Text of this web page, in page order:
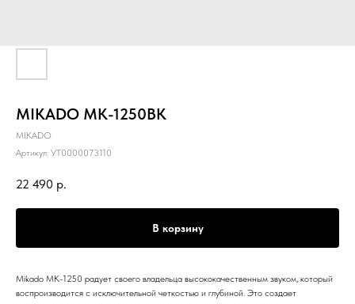
MIKADO MK-1250BK
MIKADO
Артикул: УТ0000073110
22 490 р.
В корзину
Mikado MK-1250 радует своего владельца высококачественным звуком, который
воспроизводится с исключительной четкостью и глубиной. Это создает